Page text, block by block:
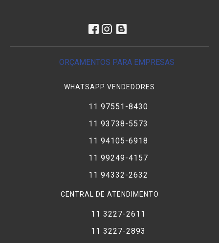
ORÇAMENTOS PARA EMPRESAS
WHATSAPP VENDEDORES
11 97551-8430
11 93738-5573
11 94105-6918
11 99249-4157
11 94332-2632
CENTRAL DE ATENDIMENTO
11 3227-2611
11 3227-2893